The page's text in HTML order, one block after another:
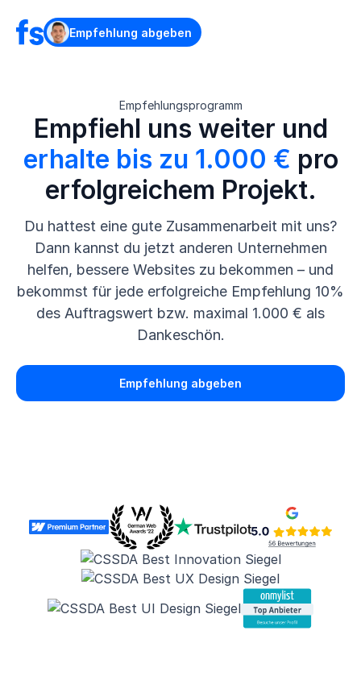
Empfehlung abgeben
Empfehlungsprogramm
Empfiehl uns weiter und
erhalte bis zu 1.000 € pro
erfolgreichem Projekt.
Du hattest eine gute Zusammenarbeit mit uns?
Dann kannst du jetzt anderen Unternehmen
helfen, bessere Websites zu bekommen – und
bekommst für jede erfolgreiche Empfehlung 10%
des Auftragswert bzw. maximal 1.000 € als
Dankeschön.
Empfehlung abgeben